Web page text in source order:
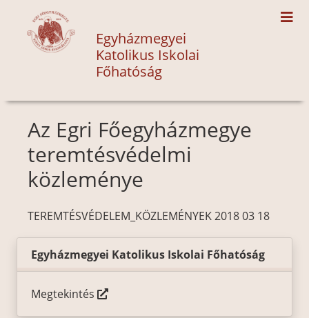
Egyházmegyei
Katolikus Iskolai
Főhatóság
Az Egri Főegyházmegye
teremtésvédelmi
közleménye
TEREMTÉSVÉDELEM_KÖZLEMÉNYEK 2018 03 18
Egyházmegyei Katolikus Iskolai Főhatóság
Megtekintés